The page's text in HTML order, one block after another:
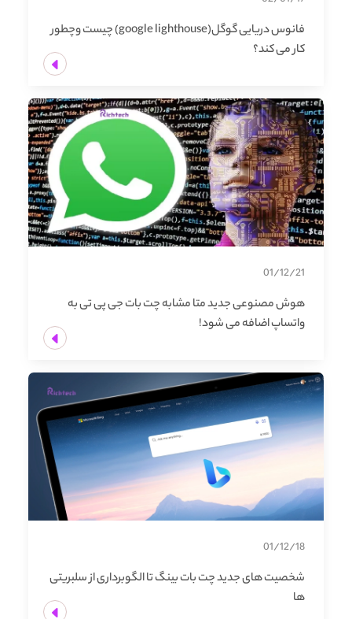
فانوس دریایی گوگل(google lighthouse) چیست وچطور
کار می کند؟
01/12/21
هوش مصنوعی جدید متا مشابه چت بات جی پی تی به
واتساپ اضافه می شود!
01/12/18
شخصیت های جدید چت بات بینگ تا الگوبرداری از سلبریتی
ها